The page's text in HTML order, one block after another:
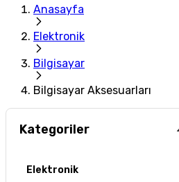
Anasayfa
Elektronik
Bilgisayar
Bilgisayar Aksesuarları
Kategoriler
Elektronik